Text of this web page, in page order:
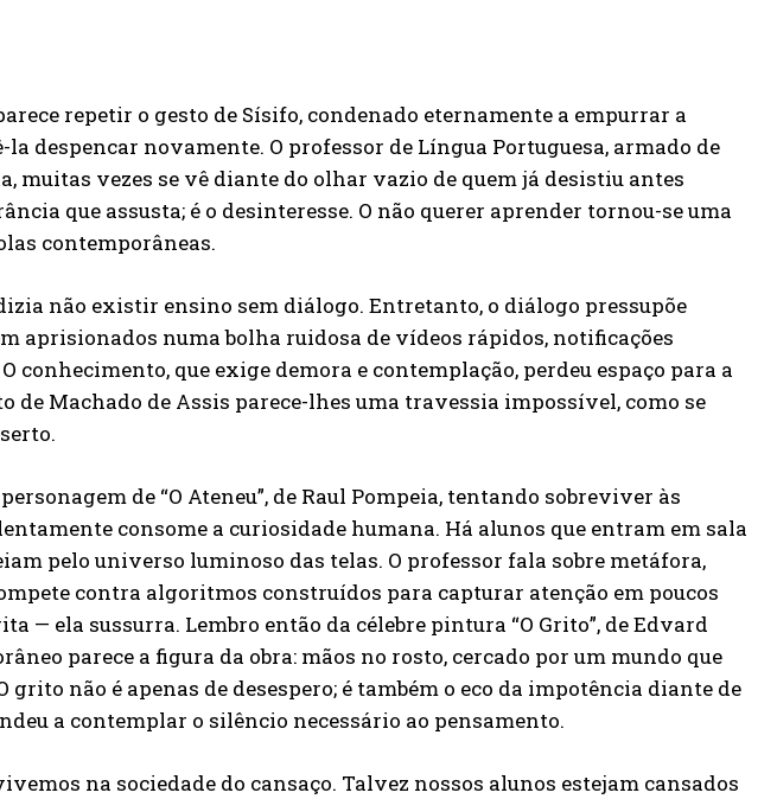
repetir o gesto de Sísifo, condenado eternamente a empurrar a
despencar novamente. O professor de Língua Portuguesa, armado de
muitas vezes se vê diante do olhar vazio de quem já desistiu antes
que assusta; é o desinteresse. O não querer aprender tornou-se uma
contemporâneas.
não existir ensino sem diálogo. Entretanto, o diálogo pressupõe
aprisionados numa bolha ruidosa de vídeos rápidos, notificações
conhecimento, que exige demora e contemplação, perdeu espaço para a
de Machado de Assis parece-lhes uma travessia impossível, como se
de “O Ateneu”, de Raul Pompeia, tentando sobreviver às
consome a curiosidade humana. Há alunos que entram em sala
pelo universo luminoso das telas. O professor fala sobre metáfora,
contra algoritmos construídos para capturar atenção em poucos
— ela sussurra. Lembro então da célebre pintura “O Grito”, de Edvard
parece a figura da obra: mãos no rosto, cercado por um mundo que
grito não é apenas de desespero; é também o eco da impotência diante de
a contemplar o silêncio necessário ao pensamento.
na sociedade do cansaço. Talvez nossos alunos estejam cansados